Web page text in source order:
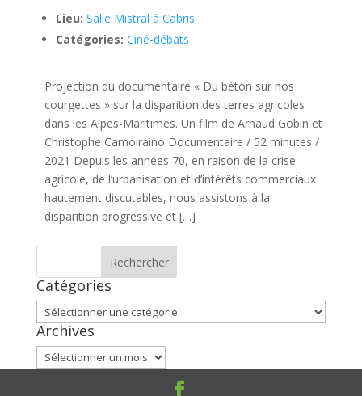
Lieu: Salle Mistral à Cabris
Catégories: Ciné-débats
Projection du documentaire « Du béton sur nos
courgettes » sur la disparition des terres agricoles
dans les Alpes-Maritimes. Un film de Arnaud Gobin et
Christophe Camoiraino Documentaire / 52 minutes /
2021 Depuis les années 70, en raison de la crise
agricole, de l’urbanisation et d’intérêts commerciaux
hautement discutables, nous assistons à la
disparition progressive et […]
Catégories
Catégories
Archives
Archives